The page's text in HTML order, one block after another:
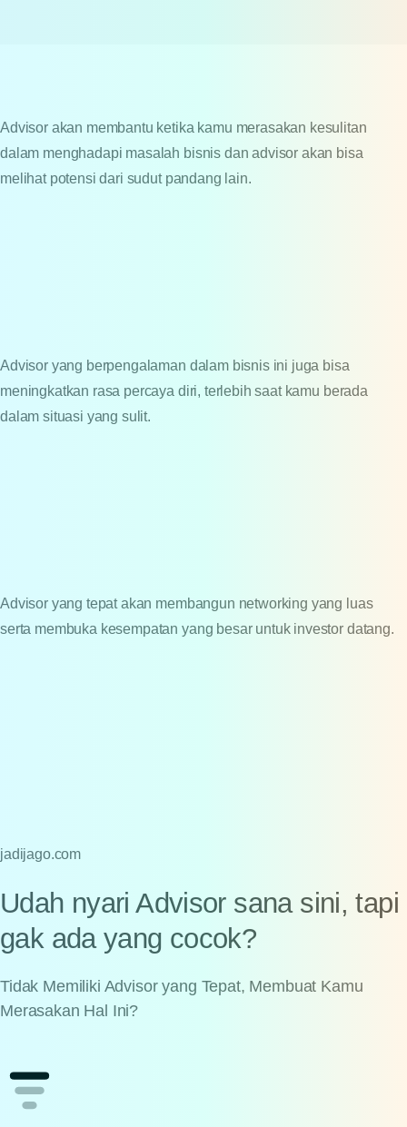
Advisor akan membantu ketika kamu merasakan kesulitan
dalam menghadapi masalah bisnis dan advisor akan bisa
melihat potensi dari sudut pandang lain.
Advisor yang berpengalaman dalam bisnis ini juga bisa
meningkatkan rasa percaya diri, terlebih saat kamu berada
dalam situasi yang sulit.
Advisor yang tepat akan membangun networking yang luas
serta membuka kesempatan yang besar untuk investor datang.
jadijago.com
Udah nyariAdvisor sana sini,tapi
gak adayang cocok?
Tidak Memiliki Advisor yang Tepat, Membuat Kamu
Merasakan Hal Ini?